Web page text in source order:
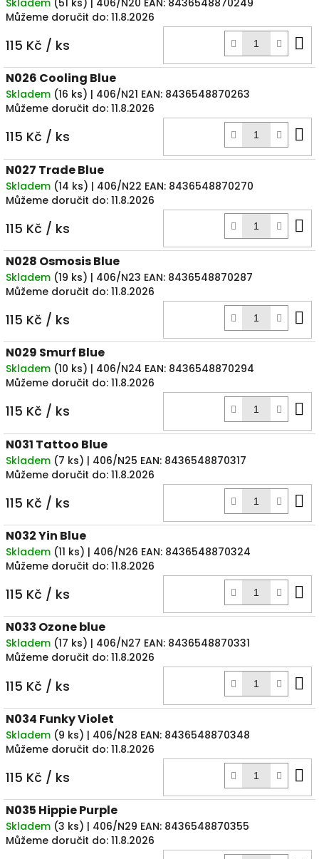
Můžeme doručit do: 11.8.2026
115 Kč / ks
N026 Cooling Blue
Skladem (16 ks) | 406/N21 EAN: 8436548870263
Můžeme doručit do: 11.8.2026
115 Kč / ks
N027 Trade Blue
Skladem (14 ks) | 406/N22 EAN: 8436548870270
Můžeme doručit do: 11.8.2026
115 Kč / ks
N028 Osmosis Blue
Skladem (19 ks) | 406/N23 EAN: 8436548870287
Můžeme doručit do: 11.8.2026
115 Kč / ks
N029 Smurf Blue
Skladem (10 ks) | 406/N24 EAN: 8436548870294
Můžeme doručit do: 11.8.2026
115 Kč / ks
N031 Tattoo Blue
Skladem (7 ks) | 406/N25 EAN: 8436548870317
Můžeme doručit do: 11.8.2026
115 Kč / ks
N032 Yin Blue
Skladem (11 ks) | 406/N26 EAN: 8436548870324
Můžeme doručit do: 11.8.2026
115 Kč / ks
N033 Ozone blue
Skladem (17 ks) | 406/N27 EAN: 8436548870331
Můžeme doručit do: 11.8.2026
115 Kč / ks
N034 Funky Violet
Skladem (9 ks) | 406/N28 EAN: 8436548870348
Můžeme doručit do: 11.8.2026
115 Kč / ks
N035 Hippie Purple
Skladem (3 ks) | 406/N29 EAN: 8436548870355
Můžeme doručit do: 11.8.2026